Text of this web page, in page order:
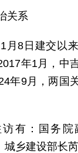
关系
月8日建交以
年1月，中
年9月，两国
有：国务院
城乡建设部长